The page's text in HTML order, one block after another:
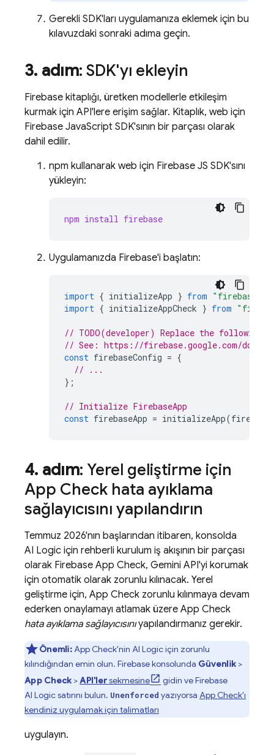
Gerekli SDK'ları uygulamanıza eklemek için bu
kılavuzdaki sonraki adıma geçin.
3. adım: SDK'yı ekleyin
Firebase kitaplığı, üretken modellerle etkileşim
kurmak için API'lere erişim sağlar. Kitaplık, web için
Firebase JavaScript SDK'sının bir parçası olarak
dahil edilir.
npm kullanarak web için Firebase JS SDK'sını
yükleyin:
npm install firebase
Uygulamanızda Firebase'i başlatın:
import { initializeApp } from "firebase/
import { initializeAppCheck } from
// TODO(developer) Replace the
// See: https://firebase.google.com/docs/
const firebaseConfig = {
// ...
};
// Initialize FirebaseApp
const firebaseApp = initializeApp(
4. adım: Yerel geliştirme için
App Check hata ayıklama
sağlayıcısını yapılandırın
Temmuz 2026'nın başlarından itibaren, konsolda
AI Logic için rehberli kurulum iş akışının bir parçası
olarak Firebase App Check, Gemini API'yi korumak
için otomatik olarak zorunlu kılınacak. Yerel
geliştirme için, App Check zorunlu kılınmaya devam
ederken onaylamayı atlamak üzere App Check
hata ayıklama sağlayıcısınıyapılandırmanız gerekir.
Önemli:App Check'nin AI Logiciçin zorunlu
kılındığından emin olun. Firebasekonsolunda Güvenlik >
App Check >API'lersekmesine gidin veFirebase
AI Logicsatırını bulun. Unenforced yazıyorsa App Check'ı
kendiniz uygulamak için talimatları
uygulayın.